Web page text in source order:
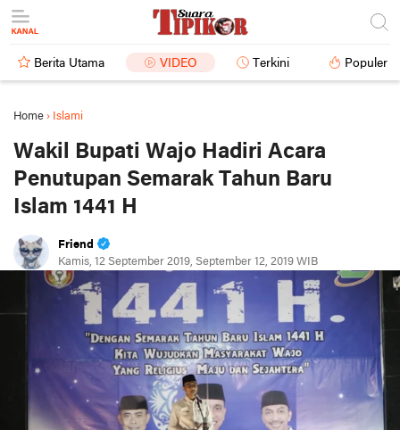
Berita Utama VIDEO Terkini Populer
Home › Islami
Wakil Bupati Wajo Hadiri Acara
Penutupan Semarak Tahun Baru
Islam 1441 H
Friend
Kamis, 12 September 2019, September 12, 2019 WIB